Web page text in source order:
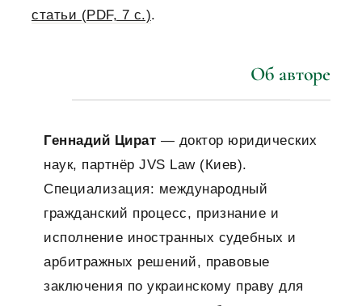
статьи (PDF, 7 с.).
Об авторе
Геннадий Цират — доктор юридических
наук, партнёр JVS Law (Киев).
Специализация: международный
гражданский процесс, признание и
исполнение иностранных судебных и
арбитражных решений, правовые
заключения по украинскому праву для